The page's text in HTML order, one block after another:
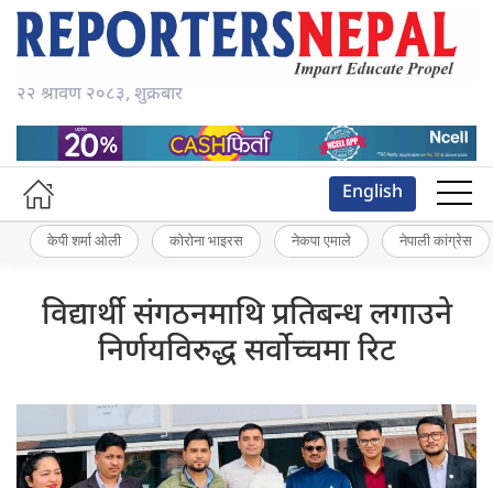
२२ श्रावण २०८३, शुक्रबार
English
केपी शर्मा ओली कोरोना भाइरस नेकपा एमाले नेपाली कांग्रेस
विद्यार्थी संगठनमाथि प्रतिबन्ध लगाउने
निर्णयविरुद्ध सर्वोच्चमा रिट